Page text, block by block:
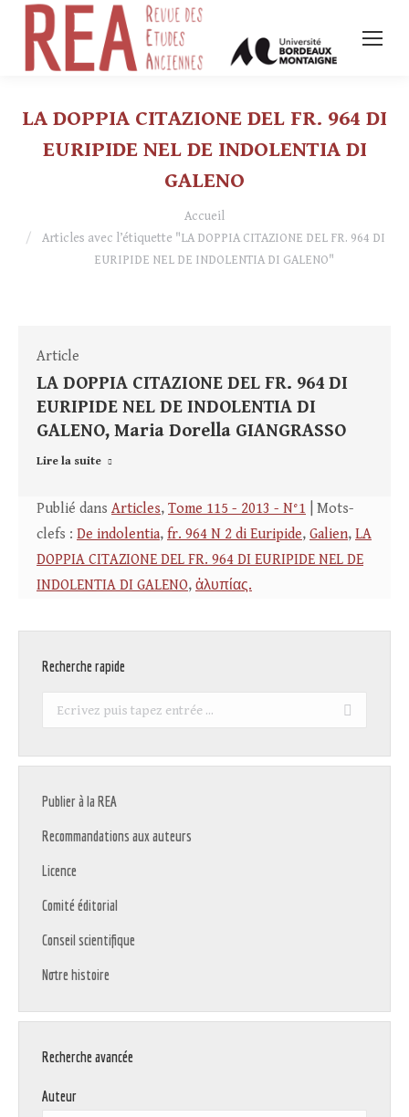
LA DOPPIA CITAZIONE DEL FR. 964 DI
EURIPIDE NEL DE INDOLENTIA DI
GALENO
Accueil
Articles avec l’étiquette "LA DOPPIA CITAZIONE DEL FR. 964 DI
EURIPIDE NEL DE INDOLENTIA DI GALENO"
Article
LA DOPPIA CITAZIONE DEL FR. 964 DI
EURIPIDE NEL DE INDOLENTIA DI
GALENO, Maria Dorella GIANGRASSO
Lire la suite
Publié dans Articles, Tome 115 - 2013 - N°1 | Mots-
clefs : De indolentia, fr. 964 N 2 di Euripide, Galien, LA
DOPPIA CITAZIONE DEL FR. 964 DI EURIPIDE NEL DE
INDOLENTIA DI GALENO, ἀλυπίας.
Recherche rapide
Recherche
Publier à la REA
Recommandations aux auteurs
Licence
Comité éditorial
Conseil scientifique
Notre histoire
Recherche avancée
Auteur